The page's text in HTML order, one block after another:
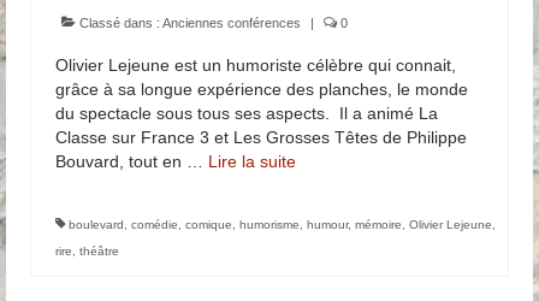
Anciennes conférences
Partenaires, Sponsors & Amis
Partenaires
Sponsors
Amis
Classé dans : Anciennes conférences 0
Olivier Lejeune est un humoriste célèbre qui connait,
grâce à sa longue expérience des planches, le monde
du spectacle sous tous ses aspects. Il a animé La
Classe sur France 3 et Les Grosses Têtes de Philippe
Bouvard, tout en … Lire la suite­­
boulevard , comédie, comique, humorisme, humour, mémoire, Olivier Lejeune,
rire, théâtre